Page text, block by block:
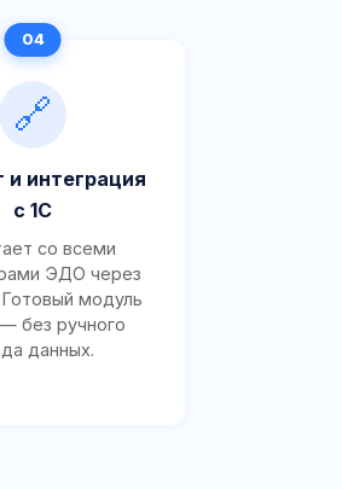
🔗
и интеграция
с 1С
со всеми
ЭДО через
модуль
без ручного
данных.